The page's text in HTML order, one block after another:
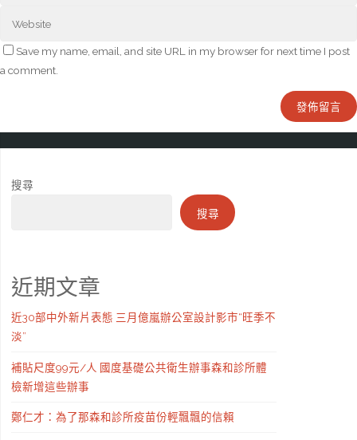
Save my name, email, and site URL in my browser for next time I post
a comment.
搜尋
搜尋
近期文章
近30部中外新片表態 三月億嵐辦公室設計影市“旺季不
淡”
補貼尺度99元/人 國度基礎公共衛生辦事森和診所體
檢新增這些辦事
鄭仁才：為了那森和診所疫苗份輕飄飄的信賴